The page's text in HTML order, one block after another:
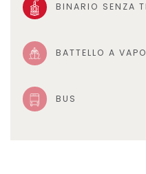
BINARIO SENZA
BATTELLO A
BUS